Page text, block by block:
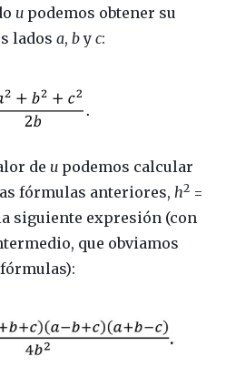
u podemos obtener su
lados a, by c:
de u podemos calcular
fórmulas anteriores, h2 =
siguiente expresión (con
que obviamos